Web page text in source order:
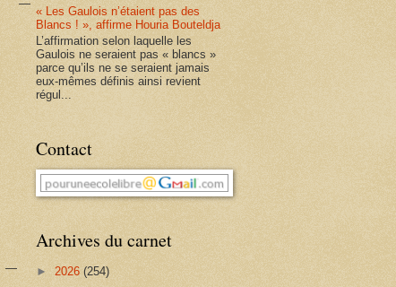
« Les Gaulois n’étaient pas des
Blancs ! », affirme Houria Bouteldja
L’affirmation selon laquelle les
Gaulois ne seraient pas « blancs »
parce qu’ils ne se seraient jamais
eux-mêmes définis ainsi revient
régul...
Contact
Archives du carnet
► 2026 (254)